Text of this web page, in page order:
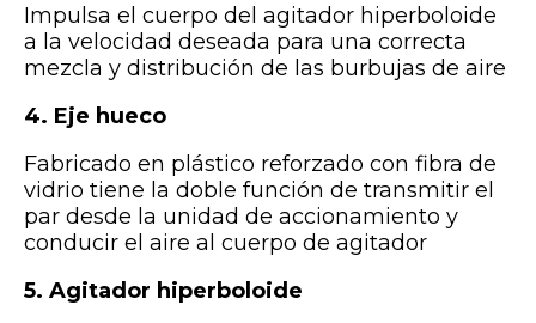
Impulsa el cuerpo del agitador hiperboloide
a la velocidad deseada para una correcta
mezcla y distribución de las burbujas de aire
4. Eje hueco
Fabricado en plástico reforzado con fibra de
vidrio tiene la doble función de transmitir el
par desde la unidad de accionamiento y
conducir el aire al cuerpo de agitador
5. Agitador hiperboloide